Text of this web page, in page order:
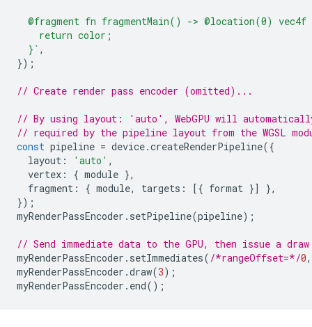
@fragment fn fragmentMain() -> @location(0) vec4f
    return color;
  }`
,
});
// Create render pass encoder (omitted)...
// By using layout: 'auto', WebGPU will
// required by the pipeline layout from the WGSL
const pipeline = device.createRenderPipeline({
layout : 'auto' ,
vertex : { module },
fragment : { module, targets : [{ format }]
},
});
myRenderPassEncoder . setPipeline(pipeline);
// Send immediate data to the GPU, then issue a
myRenderPassEncoder . setImmediates( /*rangeOffset=*/0,
myRenderPassEncoder .draw(3);
myRenderPassEncoder . end();